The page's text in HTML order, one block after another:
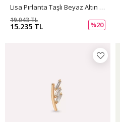
Lisa Pırlanta Taşlı Beyaz Altın Tek Küpe
15.235 TL
19.043 TL
%20